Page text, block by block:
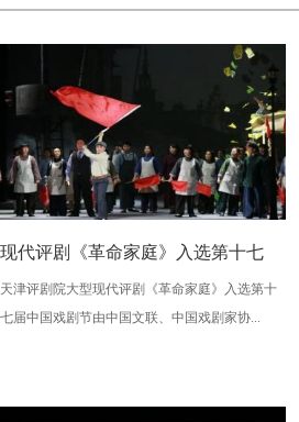
现代评剧《革命家庭》入选第十七
天津评剧院大型现代评剧《革命家庭》入选第十
七届中国戏剧节由中国文联、中国戏剧家协...